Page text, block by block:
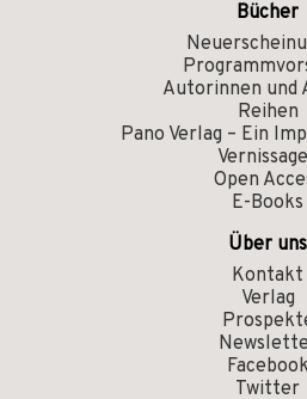
Bücher
Autorinnen und
Reihen
Pano Verlag – Ein
Open
E-Books
Über uns
Kontakt
Verlag
Twitter